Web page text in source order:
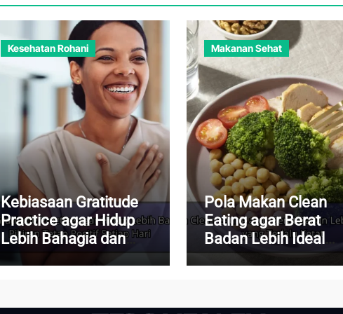
Kesehatan Rohani
Kebiasaan Gratitude
Practice agar Hidup
Lebih Bahagia dan
Pikiran Tetap Positif
Makanan Sehat
Pola Makan Clean
Eating agar Berat
Badan Lebih Ideal
Tanpa Diet yang